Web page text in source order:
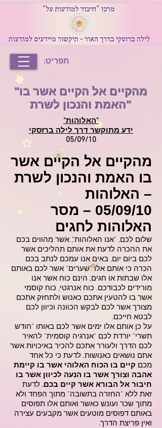
תפריט:
"מהקיים אל הקיים אשר בו
האמת והנכון לשרת"
"האלוהות"
ידע מתוקשר דרך לילה ברזסקי
05/09/10
מהקיים אל הקיים אשר
בו האמת והנכון לשרת
– האלוהות
05/09/10 – מסר
האלוהות לחגים
שלום לכם, "אנו האלוהות", אשר מהווים בכם
את ההכרה לדעת את אותם תהליכים אשר
לכם ביום יום, באים אנו עמכם לנתב בכם
הכרה כי אותם אלו "שערים" אשר לכם באותם
אלו שבתות או חגים, הינם כוח אשר אנו
מורידים לכבודכם. כוח אנרגטי, כוח קוסמי
אשר בו להטעין אתכם כאנוש ולתחזק אתכם
מצורך אשר לכם לבקש הכוונה וכיוון לכם
לבטא חייכם.
על כן אותם אלו ימים אשר לכם באותו "חודש
תשרי" יורדת לכם "אנרגיה קוסמית" להאיר
לכם הדרך ולעורר אתכם להכיר באיכויות אשר
אתם נושאים כאנושות. לדעת כי כל אחד
מכם קיים בו הכוח האלוהי אשר בו קיימת
אהבה וצורך אשר בו הנעה לכיוון אשר בו
חיבור אל הבורא אשר קיים בכם. לדעת
זאת ללא "החזרה בתשובה" מתוך הפחד ולא
מתוך שכר ועונש כאשר ואותם אלו תפוסים
באותם דפוסים מוטעים אשר מקבעים עצירה
ואין פריצת הדרך.